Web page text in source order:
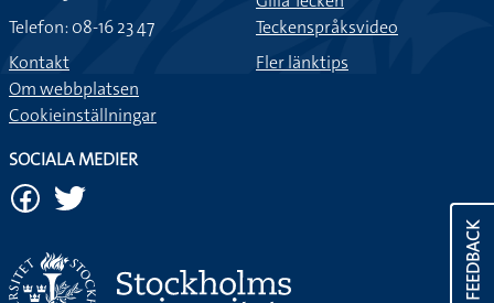
FEEDBACK
Telefon: 08-16 23 47
Kontakt
Om webbplatsen
Cookieinställningar
Teckenspråksvideo
Fler länktips
SOCIALA MEDIER